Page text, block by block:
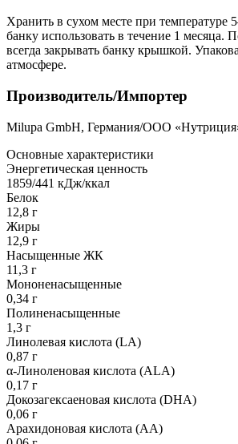
Хранить в сухом месте при температуре
банку использовать в течение 1 месяца.
всегда закрывать банку крышкой.
атмосфере.
Производитель/Импортер
Milupa GmbH, Германия/ООО
Основные характеристики
Энергетическая ценность
1859/441 кДж/ккал
Белок
12,8 г
Жиры
12,9 г
Насыщенные ЖК
11,3 г
Мононенасыщенные
0,34 г
Полиненасыщенные
1,3 г
Линолевая кислота (LA)
0,87 г
α-Линоленовая кислота (ALA)
0,17 г
Докозагексаеновая кислота (DHA)
0,06 г
Арахидоновая кислота (АА)